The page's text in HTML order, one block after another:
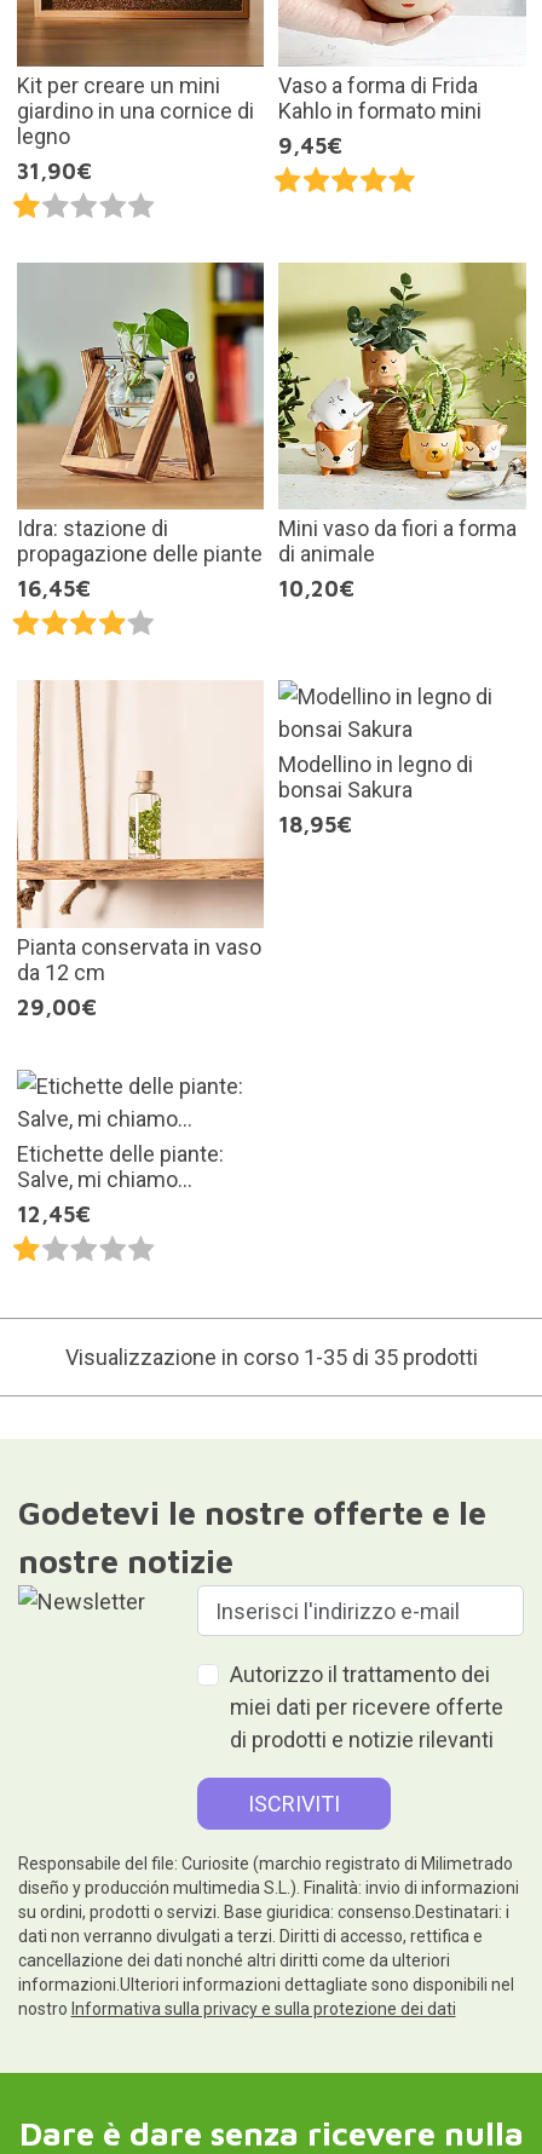
Kit per creare un mini
giardino in una cornice di
legno
31,90€
Vaso a forma di Frida
Kahlo in formato mini
9,45€
Idra: stazione di
propagazione delle piante
16,45€
Mini vaso da fiori a forma
di animale
10,20€
Pianta conservata in vaso
da 12 cm
29,00€
Modellino in legno di
bonsai Sakura
18,95€
Etichette delle piante:
Salve, mi chiamo...
12,45€
Visualizzazione in corso 1-35 di 35 prodotti
Godetevi le nostre offerte e le
nostre notizie
Autorizzo il trattamento dei
miei dati per ricevere offerte
di prodotti e notizie rilevanti
Responsabile del file: Curiosite (marchio registrato di Milimetrado
diseño y producción multimedia S.L.). Finalità: invio di informazioni
su ordini, prodotti o servizi. Base giuridica: consenso.Destinatari: i
dati non verranno divulgati a terzi. Diritti di accesso, rettifica e
cancellazione dei dati nonché altri diritti come da ulteriori
informazioni.Ulteriori informazioni dettagliate sono disponibili nel
nostro Informativa sulla privacy e sulla protezione dei dati
Dare è dare senza ricevere nulla